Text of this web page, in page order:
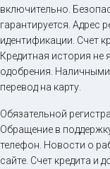
включительно.
гарантируется. Адрес
идентификации. Счет
Кредитная история
одобрения.
перевод на карту.
Обязательной
Обращение в
телефон. Новости о
сайте. Счет кредита и